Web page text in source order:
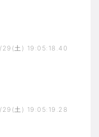
土) 19:05:18.40
土) 19:05:19.28